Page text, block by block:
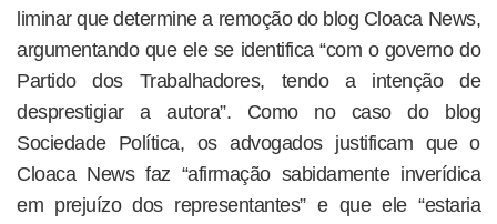
liminar que determine a remoção do blog Cloaca News,
argumentando que ele se identifica “com o governo do
Partido dos Trabalhadores, tendo a intenção de
desprestigiar a autora”. Como no caso do blog
Sociedade Política, os advogados justificam que o
Cloaca News faz “afirmação sabidamente inverídica
em prejuízo dos representantes” e que ele “estaria